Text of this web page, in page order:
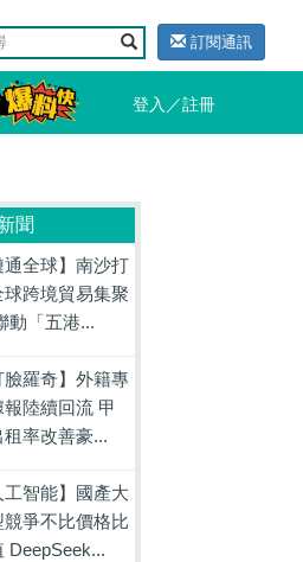
訂閱通訊
登入／註冊
聞
通全球】南沙打
球跨境貿易集聚
動「五港...
臉羅奇】外籍專
報陸續回流 甲
租率改善豪...
工智能】國產大
競爭不比價格比
DeepSeek...